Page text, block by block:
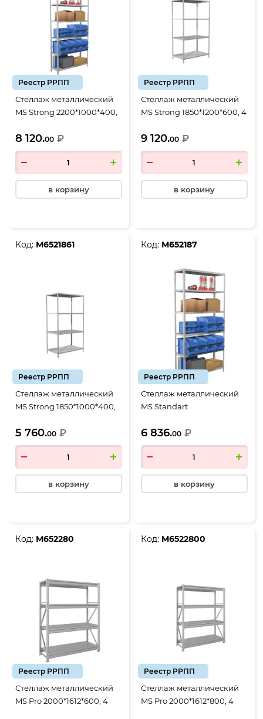
Реестр РРПП
Стеллаж металлический
MS Strong 2200*1000*400,
8 120.00 ₽
в корзину
Реестр РРПП
Стеллаж металлический
MS Strong 1850*1200*600, 4
9 120.00 ₽
в корзину
Код: М6521861
Реестр РРПП
Стеллаж металлический
MS Strong 1850*1000*400,
5 760.00 ₽
в корзину
Код: М652187
Реестр РРПП
Стеллаж металлический
MS Standart
6 836.00 ₽
в корзину
Код: М652280
Реестр РРПП
Стеллаж металлический
MS Pro 2000*1612*600, 4
Код: М6522800
Реестр РРПП
Стеллаж металлический
MS Pro 2000*1612*800, 4